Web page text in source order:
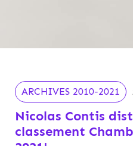
ARCHIVES 2010-2021
Nicolas Contis
classement